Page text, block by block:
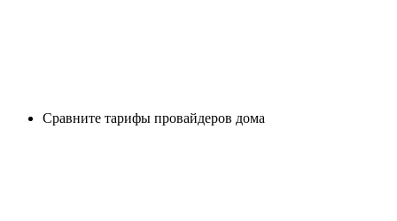
Сравните тарифы провайдеров дома